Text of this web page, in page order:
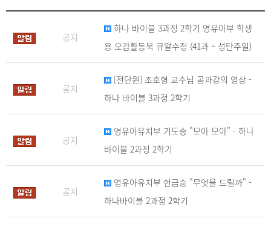
공지
하나 바이블 3과정 2학기 영유아부 학생
용 오감활동북 큐알수정 (41과 ~ 성탄주일)
공지
[전단원] 조호형 교수님 공과강의 영상 -
하나 바이블 3과정 2학기
공지
영유아유치부 기도송 "모아 모아" - 하나
바이블 2과정 2학기
공지
영유아유치부 헌금송 "무엇을 드릴까" -
하나바이블 2과정 2학기